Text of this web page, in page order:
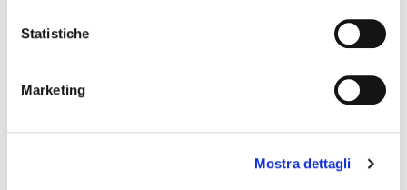
raccogliere informazioni sulla tua posizione
geografica, con un'approssimazione di qualche
Identificare il tuo dispositivo, scansionandolo
Approfondisci come vengono elaborati i tuoi dati personali
Statistiche
Marketing
Mostra dettagli